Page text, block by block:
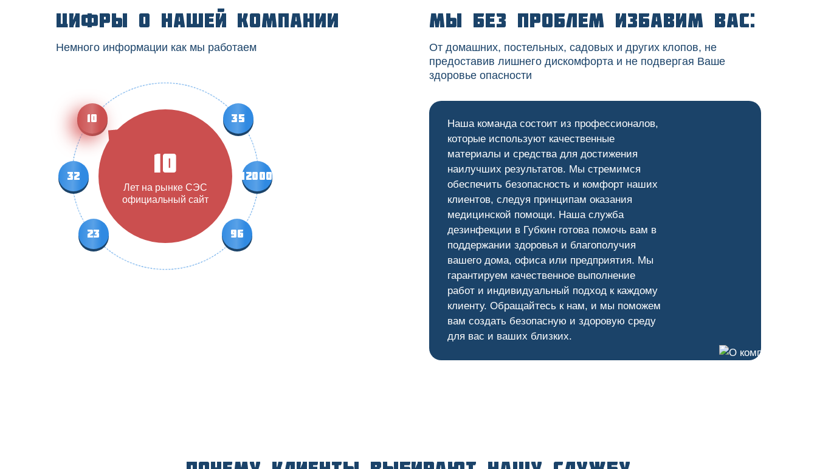
Цифры о нашей компании
Немного информации как мы работаем
10 35
12000
96
23
32 10
Лет на рынке СЭС
официальный сайт
Мы без проблем избавим вас:
От домашних, постельных, садовых и других клопов, не
предоставив лишнего дискомфорта и не подвергая Ваше
здоровье опасности
Наша команда состоит из профессионалов,
которые используют качественные
материалы и средства для достижения
наилучших результатов. Мы стремимся
обеспечить безопасность и комфорт наших
клиентов, следуя принципам оказания
медицинской помощи. Наша служба
дезинфекции в Губкин готова помочь вам в
поддержании здоровья и благополучия
вашего дома, офиса или предприятия. Мы
гарантируем качественное выполнение
работ и индивидуальный подход к каждому
клиенту. Обращайтесь к нам, и мы поможем
вам создать безопасную и здоровую среду
для вас и ваших близких.